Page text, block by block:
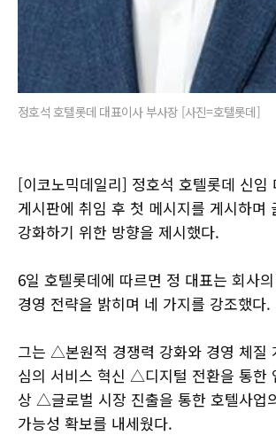
정호석 호텔롯데 대표이사 부사장 [사진=호텔롯데]
[이코노믹데일리] 정호석 호텔롯데 신임
게시판에 취임 후 첫 메시지를 게시하며
강화하기 위한 방향을 제시했다.
6일 호텔롯데에 따르면 정 대표는 회사
경영 전략을 밝히며 네 가지를 강조했다.
그는 △본원적 경쟁력 강화와 경영 체
심의 서비스 혁신 △디지털 전환을 통한
상 △글로벌 시장 진출을 통한 호텔사업
가능성 확보를 내세웠다.